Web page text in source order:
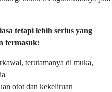
tetapi lebih serius yang
termasuk:
terutamanya di muka,
otot dan kekeliruan